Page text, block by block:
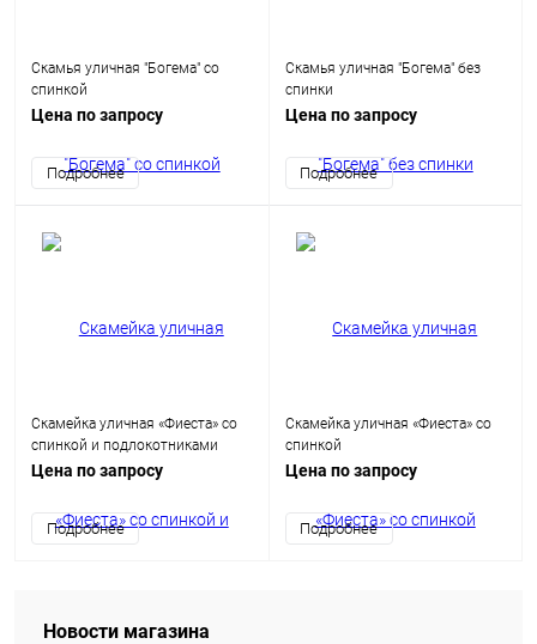
Скамья уличная "Богема" со
спинкой
Цена по запросу
Подробнее
Скамья уличная "Богема" без
спинки
Цена по запросу
Подробнее
Скамейка уличная «Фиеста» со
спинкой и подлокотниками
Цена по запросу
Подробнее
Скамейка уличная «Фиеста» со
спинкой
Цена по запросу
Подробнее
Новости магазина